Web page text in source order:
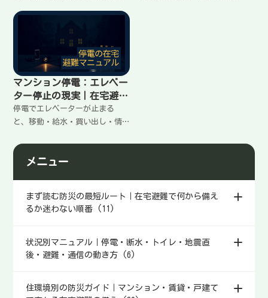
番」「水分と塩分」「風の通し
方」「夜の寝方」「高齢者・子
どもがいる家の判断」を、在宅
避難向けに手順でまとめる。
マンション停電：エレベー
ター停止の現実｜在宅避難
を回す動き方
停電でエレベーターが止まる
と、移動・給水・買い出し・情
高層階ほど影響が出やすい。家
の中の拠点を同じ階に寄せ、階
法をまとめる。
メニュー
まず読む防災の最短ルート｜在宅避難で何から備え
るか迷わない順番 (11)
状況別マニュアル｜停電・断水・トイレ・地震直
後・避難・通信の動き方 (6)
住環境別の防災ガイド｜マンション・賃貸・戸建て